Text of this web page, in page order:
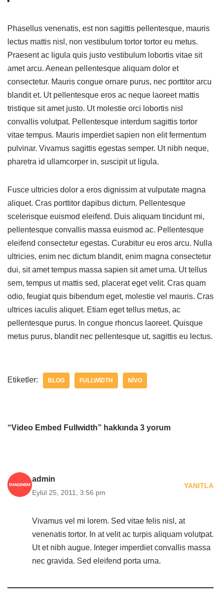
Phasellus venenatis, est non sagittis pellentesque, mauris
lectus mattis nisl, non vestibulum tortor tortor eu metus.
Praesent ac ligula quis justo vestibulum lobortis vitae sit
amet arcu. Aenean pellentesque aliquam dolor et
consectetur. Mauris congue ornare purus, nec porttitor arcu
blandit et. Ut pellentesque eros ac neque laoreet mattis
tristique sit amet justo. Ut molestie orci lobortis nisl
convallis volutpat. Pellentesque interdum sagittis tortor
vitae tempus. Mauris imperdiet sapien non elit fermentum
pulvinar. Vivamus sagittis egestas semper. Ut nibh neque,
pharetra id ullamcorper in, suscipit ut ligula.
Fusce ultricies dolor a eros dignissim at vulputate magna
aliquet. Cras porttitor dapibus dictum. Pellentesque
scelerisque euismod eleifend. Duis aliquam tincidunt mi,
pellentesque convallis massa euismod ac. Pellentesque
eleifend consectetur egestas. Curabitur eu eros arcu. Nulla
ultricies, enim nec dictum blandit, enim magna consectetur
dui, sit amet tempus massa sapien sit amet urna. Ut tellus
sem, tempus ut mattis sed, placerat eget velit. Cras quam
odio, feugiat quis bibendum eget, molestie vel mauris. Cras
ultrices iaculis aliquet. Etiam eget tellus metus, ac
pellentesque purus. In congue rhoncus laoreet. Quisque
metus purus, blandit nec pellentesque ut, sagittis eu lectus.
Etiketler: BLOG FULLWIDTH NIVO
“Video Embed Fullwidth” hakkında 3 yorum
admin
Eylül 25, 2011, 3:56 pm
YANITLA
Vivamus vel mi lorem. Sed vitae felis nisl, at
venenatis tortor. In at velit ac turpis aliquam volutpat.
Ut et nibh augue. Integer imperdiet convallis massa
nec gravida. Sed eleifend porta urna.